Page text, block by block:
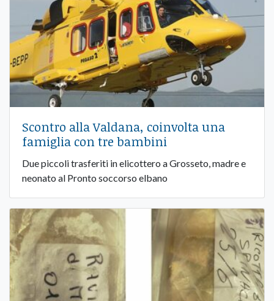
Scontro alla Valdana, coinvolta una
famiglia con tre bambini
Due piccoli trasferiti in elicottero a Grosseto, madre e
neonato al Pronto soccorso elbano